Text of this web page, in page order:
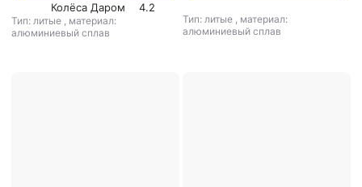
Колёса Даром
4.2
Тип: литые , материал:
алюминиевый сплав
Тип: литые , материал:
алюминиевый сплав